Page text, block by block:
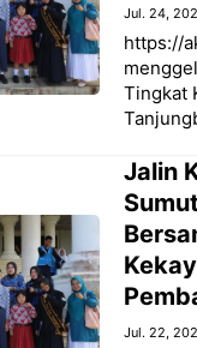
Jul. 24,
https://
Tingkat
Jalin
Jul. 22,